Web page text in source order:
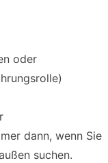
oder
dann, wenn Sie
suchen.